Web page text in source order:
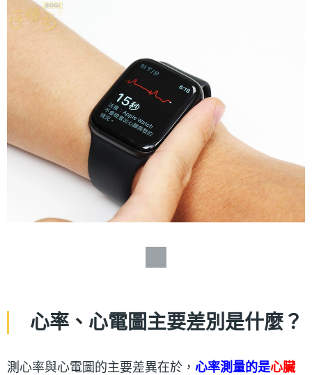
心率、心電圖主要差別是什麼？
測心率與心電圖的主要差異在於， 心率測量的是心臟